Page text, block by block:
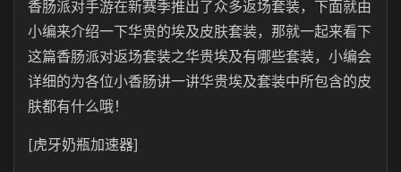
香肠派对手游在新赛季推出了众多返场套装，下面就由
小编来介绍一下华贵的埃及皮肤套装，那就一起来看下
这篇香肠派对返场套装之华贵埃及有哪些套装，小编会
详细的为各位小香肠讲一讲华贵埃及套装中所包含的皮
肤都有什么哦！
[虎牙奶瓶加速器]